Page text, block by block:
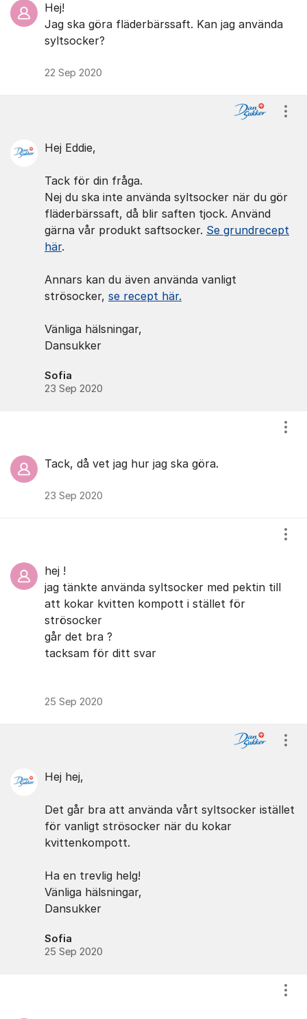
Hej!
Jag ska göra fläderbärssaft. Kan jag använda
syltsocker?
22 Sep 2020
Hej Eddie,
Tack för din fråga.
Nej du ska inte använda syltsocker när du gör
fläderbärssaft, då blir saften tjock. Använd
gärna vår produkt saftsocker. Se grundrecept
här.
Annars kan du även använda vanligt
strösocker, se recept här.
Vänliga hälsningar,
Dansukker
Sofia
23 Sep 2020
Tack, då vet jag hur jag ska göra.
23 Sep 2020
hej !
jag tänkte använda syltsocker med pektin till
att kokar kvitten kompott i stället för
strösocker
går det bra ?
tacksam för ditt svar
25 Sep 2020
Hej hej,
Det går bra att använda vårt syltsocker istället
för vanligt strösocker när du kokar
kvittenkompott.
Ha en trevlig helg!
Vänliga hälsningar,
Dansukker
Sofia
25 Sep 2020